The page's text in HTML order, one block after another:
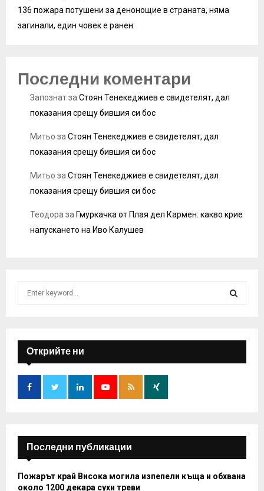
136 пожара потушени за денонощие в страната, няма
загинали, един човек е ранен
Последни коментари
Запознатза Стоян Тенекеджиев е свидетелят, дал
показания срещу бившия си бос
Митьо за Стоян Тенекеджиев е свидетелят, дал
показания срещу бившия си бос
Митьо за Стоян Тенекеджиев е свидетелят, дал
показания срещу бившия си бос
Теодора за Гмуркачка от Плая дел Кармен: какво крие
напускането на Иво Калушев
f
o
:
E
A
H
Открийте ни
Последни публикации
Пожарът край Висока могила изпепели къща и обхвана
около 1200 декара сухи треви